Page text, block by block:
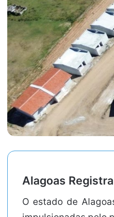
Alagoas
O estado de